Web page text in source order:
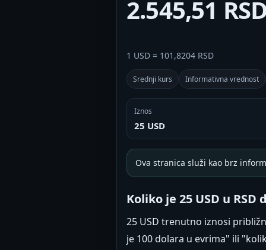
2.545,51
1 USD = 101,8204 RSD
Srednji kurs Informativna vrednost
Iznos
25 USD
Ova stranica služi kao brz
Koliko je 25 USD u RSD
25 USD trenutno iznosi
je 100 dolara u evrima" ili